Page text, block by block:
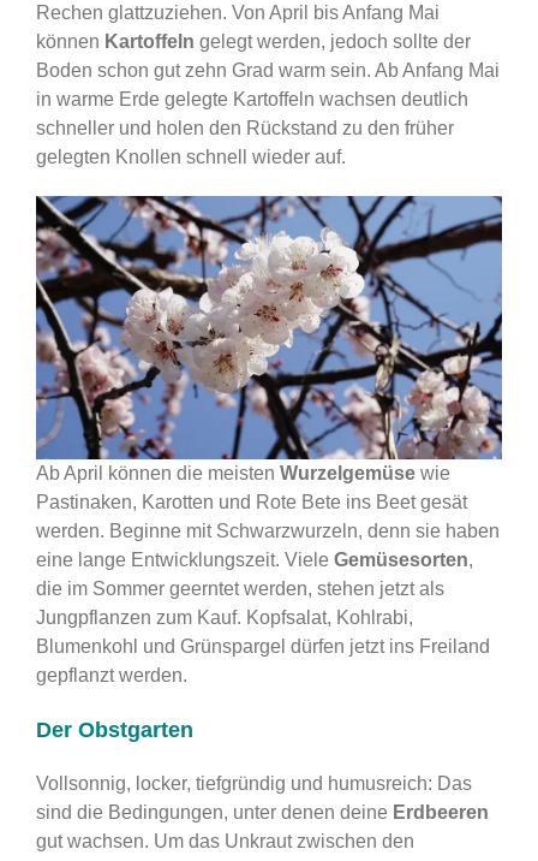
Rechen glattzuziehen. Von April bis Anfang Mai
können Kartoffeln gelegt werden, jedoch sollte der
Boden schon gut zehn Grad warm sein. Ab Anfang Mai
in warme Erde gelegte Kartoffeln wachsen deutlich
schneller und holen den Rückstand zu den früher
gelegten Knollen schnell wieder auf.
Ab April können die meisten Wurzelgemüse wie
Pastinaken, Karotten und Rote Bete ins Beet gesät
werden. Beginne mit Schwarzwurzeln, denn sie haben
eine lange Entwicklungszeit. Viele Gemüsesorten,
die im Sommer geerntet werden, stehen jetzt als
Jungpflanzen zum Kauf. Kopfsalat, Kohlrabi,
Blumenkohl und Grünspargel dürfen jetzt ins Freiland
gepflanzt werden.
Der Obstgarten
Vollsonnig, locker, tiefgründig und humusreich: Das
sind die Bedingungen, unter denen deine Erdbeeren
gut wachsen. Um das Unkraut zwischen den